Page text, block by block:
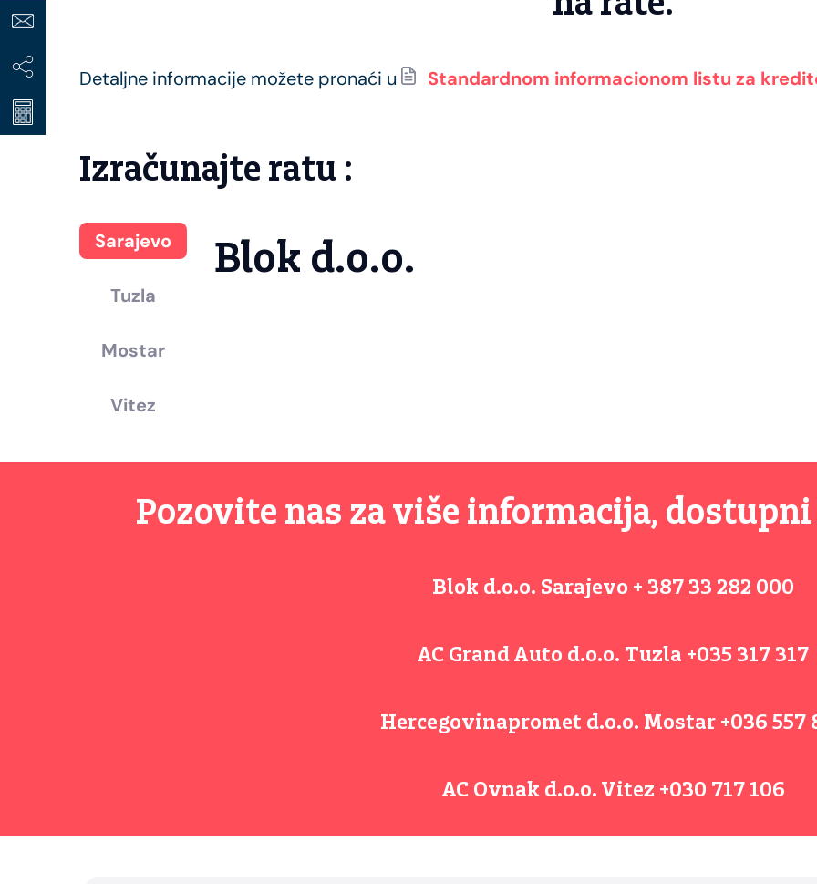
Detaljne informacije možete pronaći u Standardnom informacionom listu za
Izračunajte ratu :
Sarajevo
Tuzla
Mostar
Vitez
Blok d.o.o.
Pozovite nas za više informacija,
Blok d.o.o. Sarajevo + 387 33 282 000
AC Grand Auto d.o.o. Tuzla +035 317 317
Hercegovinapromet d.o.o. Mostar +036 557
AC Ovnak d.o.o. Vitez +030 717 106